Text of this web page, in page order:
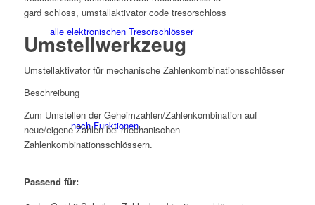
alle elektronischen Tresorschlösser
nach Funktionen
Umstellwerkzeug
Umstellaktivator für mechanische Zahlenkombinationsschlösser
Beschreibung
Zum Umstellen der Geheimzahlen/Zahlenkombination auf
neue/eigene Zahlen bei mechanischen
Zahlenkombinationsschlössern.
Passend für: